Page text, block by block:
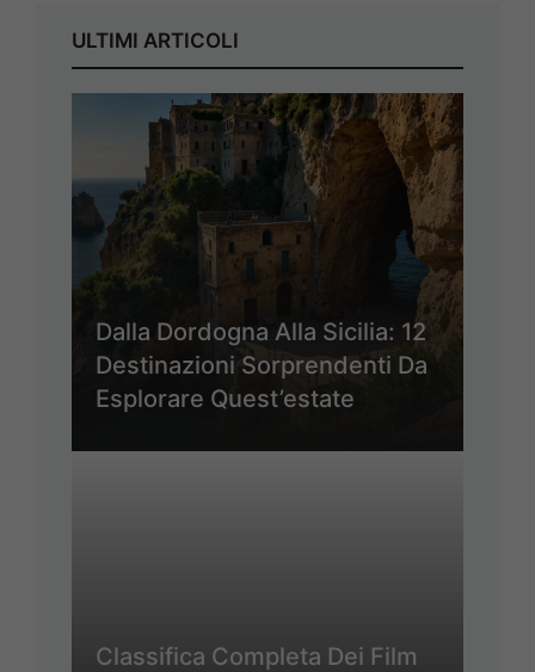
ULTIMI ARTICOLI
Dalla Dordogna Alla Sicilia: 12
Destinazioni Sorprendenti Da
Esplorare Quest’estate
Classifica Completa Dei Film